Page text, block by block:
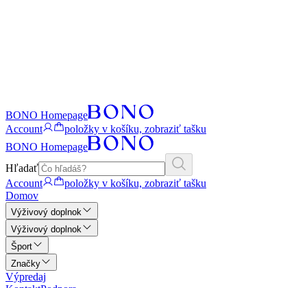
BONO Homepage
Account
položky v košíku, zobraziť tašku
BONO Homepage
Hľadať
Account
položky v košíku, zobraziť tašku
Domov
Výživový doplnok
Výživový doplnok
Šport
Značky
Výpredaj